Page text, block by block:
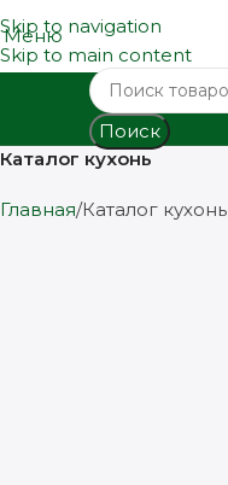
Skip to navigation
Skip to main content
Меню
Поиск
Каталог кухонь
Главная Каталог кухонь